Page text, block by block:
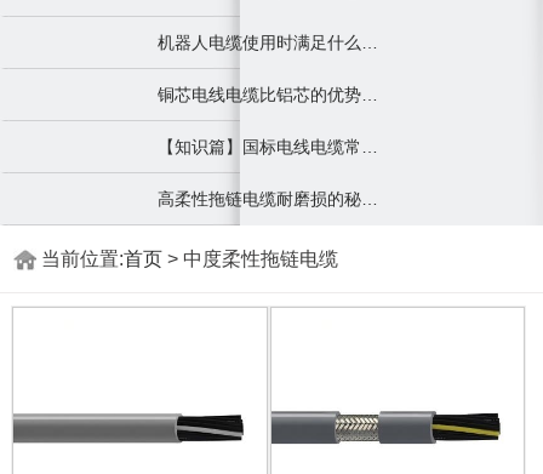
当前位置:首页 > 中度柔性拖链电缆